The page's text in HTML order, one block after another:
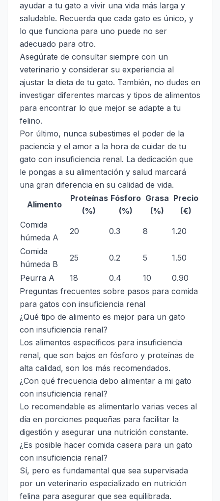
ayudar a tu gato a vivir una vida más larga y
saludable. Recuerda que cada gato es único, y
lo que funciona para uno puede no ser
adecuado para otro.
Asegúrate de consultar siempre con un
veterinario y considerar su experiencia al
ajustar la dieta de tu gato. También, no dudes en
investigar diferentes marcas y tipos de alimentos
para encontrar lo que mejor se adapte a tu
felino.
Por último, nunca subestimes el poder de la
paciencia y el amor a la hora de cuidar de tu
gato con insuficiencia renal. La dedicación que
le pongas a su alimentación y salud marcará
una gran diferencia en su calidad de vida.
Alimento
Proteínas
(%)
Fósforo
(%)
Grasa
(%)
Precio
(€)
Comida
húmeda A
20 0.3 8 1.20
Comida
húmeda B
25 0.2 5 1.50
Peurra A 18 0.4 10
0.90
Preguntas frecuentes sobre pasos para comida
para gatos con insuficiencia renal
¿Qué tipo de alimento es mejor para un gato
con insuficiencia renal?
Los alimentos específicos para insuficiencia
renal, que son bajos en fósforo y proteínas de
alta calidad, son los más recomendados.
¿Con qué frecuencia debo alimentar a mi gato
con insuficiencia renal?
Lo recomendable es alimentarlo varias veces al
día en porciones pequeñas para facilitar la
digestión y asegurar una nutrición constante.
¿Es posible hacer comida casera para un gato
con insuficiencia renal?
Sí, pero es fundamental que sea supervisada
por un veterinario especializado en nutrición
felina para asegurar que sea equilibrada.